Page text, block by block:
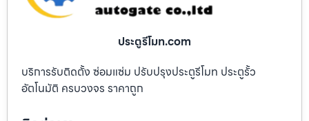
ประตูรีโมท.com
บริการรับติดตั้ง ซ่อมแซ่ม ปรับปรุงประตูรีโมท ประตูรั้ว
อัตโนมัติ ครบวงจร ราคาถูก